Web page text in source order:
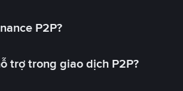
P2P?
trợ trong giao dịch P2P?